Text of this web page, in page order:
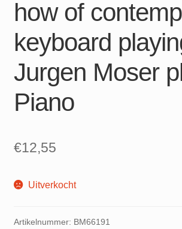
how of
keyboard
Jurgen Moser
Piano
€12,55
Uitverkocht
Artikelnummer: BM66191